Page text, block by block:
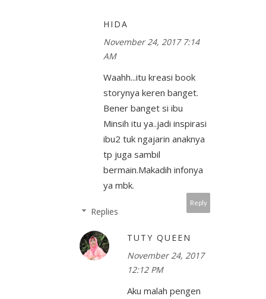
HIDA
November 24, 2017 7:14
AM
Waahh...itu kreasi book
storynya keren banget.
Bener banget si ibu
Minsih itu ya..jadi inspirasi
ibu2 tuk ngajarin anaknya
tp juga sambil
bermain.Makadih infonya
ya mbk.
Reply
Replies
TUTY QUEEN
November 24, 2017
12:12 PM
Aku malah pengen